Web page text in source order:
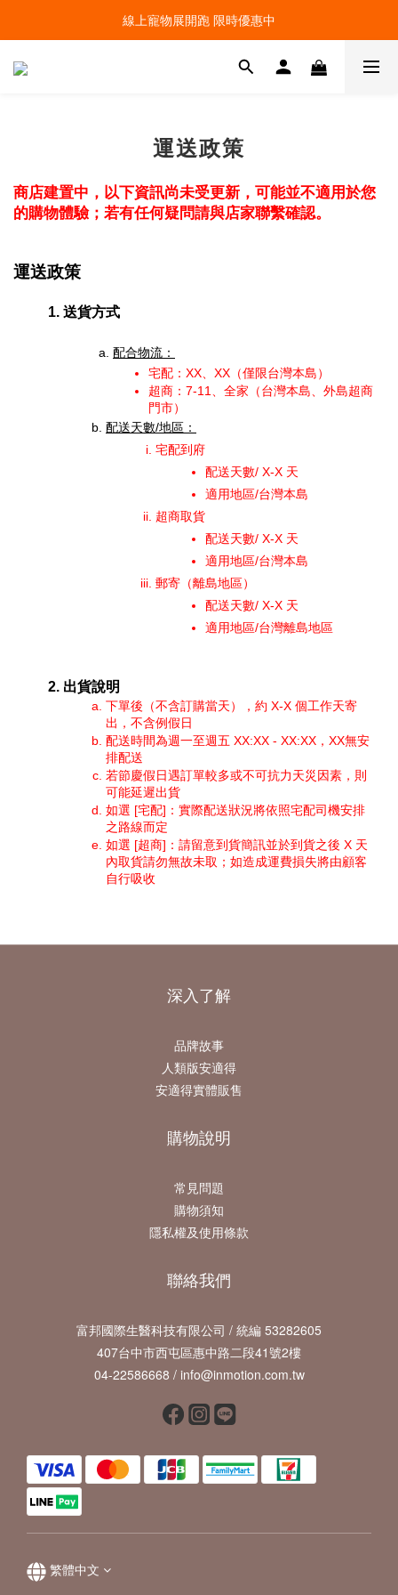
線上寵物展開跑 限時優惠中
線上寵物展開跑 限時優惠中
加入會員，現領100元購物金 ! 立即登入
運送政策
商店建置中，以下資訊尚未受更新，可能並不適用於您
的購物體驗；若有任何疑問請與店家聯繫確認。
運送政策
送貨方式
配合物流：
宅配：XX、XX（僅限台灣本島）
超商：7-11、全家（台灣本島、外島超商
門市）
配送天數/地區：
宅配到府
配送天數/ X-X 天
適用地區/台灣本島
超商取貨
配送天數/ X-X 天
適用地區/台灣本島
郵寄（離島地區）
配送天數/ X-X 天
適用地區/台灣離島地區
出貨說明
下單後（不含訂購當天），約 X-X 個工作天寄
出，不含例假日
配送時間為週一至週五 XX:XX - XX:XX，XX無安
排配送
若節慶假日遇訂單較多或不可抗力天災因素，則
可能延遲出貨
如選 [宅配]：實際配送狀況將依照宅配司機安排
之路線而定
如選 [超商]：請留意到貨簡訊並於到貨之後 X 天
內取貨請勿無故未取；如造成運費損失將由顧客
自行吸收
深入了解
品牌故事
人類版安適得
安適得實體販售
購物說明
常見問題
購物須知
隱私權及使用條款
聯絡我們
富邦國際生醫科技有限公司 / 統編 53282605
407台中市西屯區惠中路二段41號2樓
04-22586668 / info@inmotion.com.tw
繁體中文